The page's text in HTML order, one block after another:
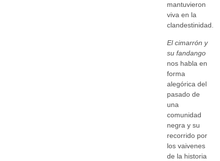
mantuvieron
viva en la
clandestinidad.
El cimarrón y
su fandango
nos habla en
forma
alegórica del
pasado de
una
comunidad
negra y su
recorrido por
los vaivenes
de la historia